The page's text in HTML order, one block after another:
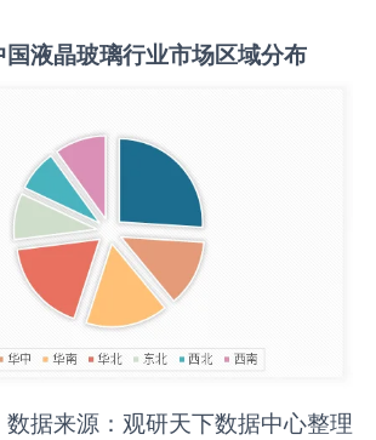
国液晶玻璃行业市场区域分布
数据来源：观研天下数据中心整理